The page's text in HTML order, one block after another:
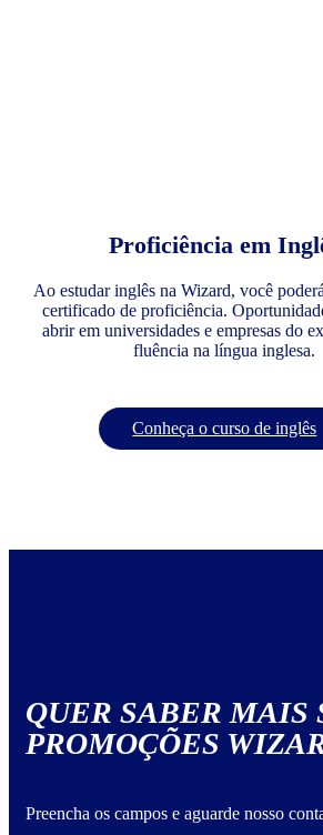
Proficiência em
Ao estudar inglês na Wizard, você
certificado de proficiência.
abrir em universidades e empresas do
fluência na língua inglesa.
Conheça o curso de inglês
QUER SABER MAIS
PROMOÇÕES
Preencha os campos e aguarde nosso